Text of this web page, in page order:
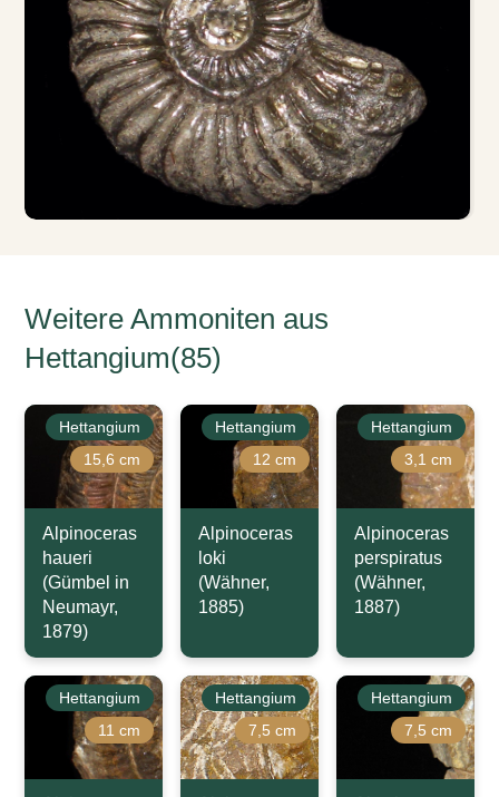
Weitere Ammoniten aus
Hettangium(85)
Hettangium
15,6 cm
Alpinoceras
haueri
(Gümbel in
Neumayr,
1879)
Hettangium
12 cm
Alpinoceras
loki
(Wähner,
1885)
Hettangium
3,1 cm
Alpinoceras
perspiratus
(Wähner,
1887)
Hettangium
11 cm
Hettangium
7,5 cm
Hettangium
7,5 cm